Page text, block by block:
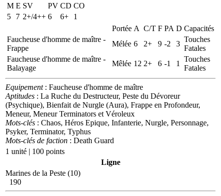
M E SV PV CD CO
5
7 2+/4++ 6 6+
1
Portée A C/T F PA D Capacités
Faucheuse d'homme de maître -
Frappe
Mélée 6 2+ 9 -2 3
Touches
Fatales
Faucheuse d'homme de maître -
Balayage
Mêlée 12 2+ 6 -1 1
Touches
Fatales
Equipement: Faucheuse d'homme de maître
Aptitudes : La Ruche du Destructeur, Peste du Dévoreur
(Psychique), Bienfait de Nurgle (Aura), Frappe en Profondeur,
Meneur, Meneur Terminators et Véroleux
Mots-clés : Chaos, Héros Epique, Infanterie, Nurgle, Personnage,
Psyker, Terminator, Typhus
Mots-clés de faction : Death Guard
1 unité | 100 points
Ligne
Marines de la Peste (10)
190